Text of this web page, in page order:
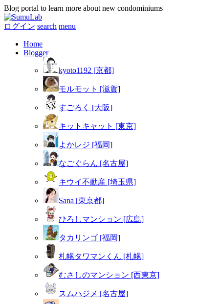
Blog portal to learn more about new condominiums
ログイン search menu
Home
Blogger
kyoto1192 [京都]
モルモット [滋賀]
すごろく [大阪]
キットキャット [東京]
よかレジ [福岡]
なごぐらん [名古屋]
キウイ不動産 [埼玉県]
Sana [東京都]
ひろしマンション [広島]
タカリンゴ [福岡]
札幌タワマンくん [札幌]
むさしのマンション [西東京]
スムハジメ [名古屋]